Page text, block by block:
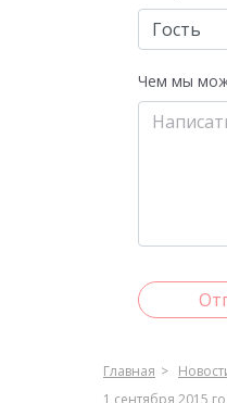
Чем мы
Главная
1 сентября 2015